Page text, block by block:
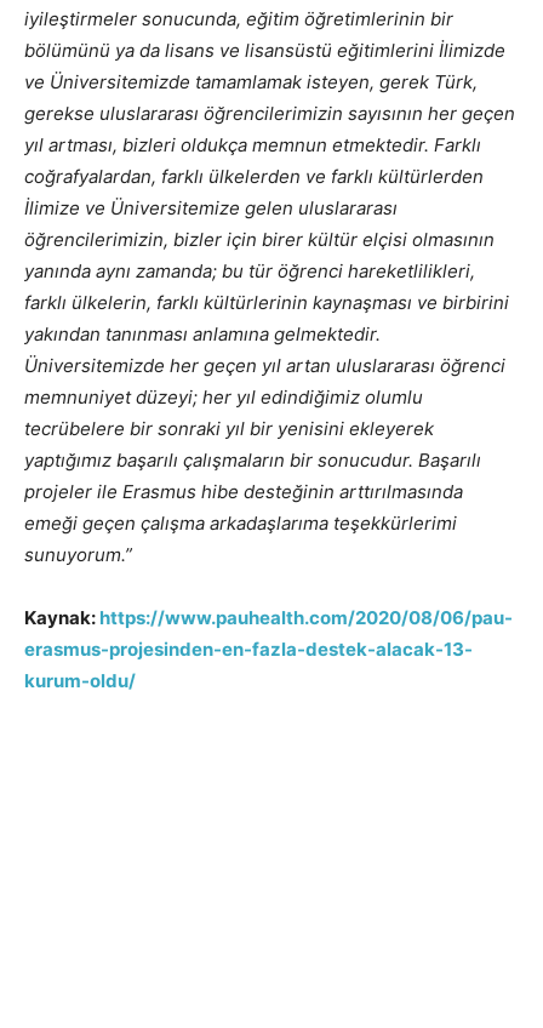
iyileştirmeler sonucunda, eğitim öğretimlerinin bir
bölümünü ya da lisans ve lisansüstü eğitimlerini İlimizde
ve Üniversitemizde tamamlamak isteyen, gerek Türk,
gerekse uluslararası öğrencilerimizin sayısının her geçen
yıl artması, bizleri oldukça memnun etmektedir. Farklı
coğrafyalardan, farklı ülkelerden ve farklı kültürlerden
İlimize ve Üniversitemize gelen uluslararası
öğrencilerimizin, bizler için birer kültür elçisi olmasının
yanında aynı zamanda; bu tür öğrenci hareketlilikleri,
farklı ülkelerin, farklı kültürlerinin kaynaşması ve birbirini
yakından tanınması anlamına gelmektedir.
Üniversitemizde her geçen yıl artan uluslararası öğrenci
memnuniyet düzeyi; her yıl edindiğimiz olumlu
tecrübelere bir sonraki yıl bir yenisini ekleyerek
yaptığımız başarılı çalışmaların bir sonucudur. Başarılı
projeler ile Erasmus hibe desteğinin arttırılmasında
emeği geçen çalışma arkadaşlarıma teşekkürlerimi
sunuyorum.”
Kaynak: https://www.pauhealth.com/2020/08/06/pau-
erasmus-projesinden-en-fazla-destek-alacak-13-
kurum-oldu/